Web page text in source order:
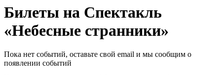
Билеты на Спектакль
«Небесные странники»
Пока нет событий, оставьте свой email и мы сообщим о
появлении событий